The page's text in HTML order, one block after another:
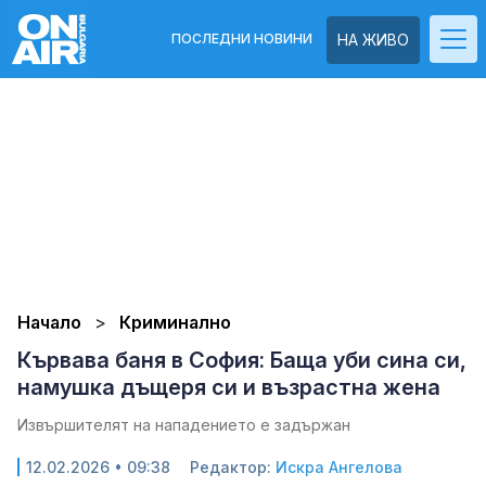
НА ЖИВО
ПОСЛЕДНИ НОВИНИ
Начало Криминално
Кървава баня в София: Баща уби сина си,
намушка дъщеря си и възрастна жена
Извършителят на нападението е задържан
12.02.2026 • 09:38 Редактор: Искра Ангелова